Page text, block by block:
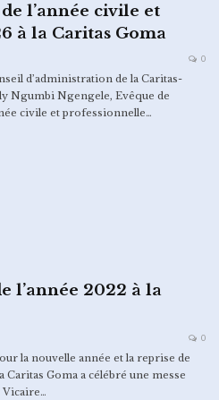
l’année civile et
à la Caritas Goma
0
d’administration de la Caritas-
Ngumbi Ngengele, Evêque de
civile et professionnelle…
l’année 2022 à la
0
la nouvelle année et la reprise de
Caritas Goma a célébré une messe
Vicaire…